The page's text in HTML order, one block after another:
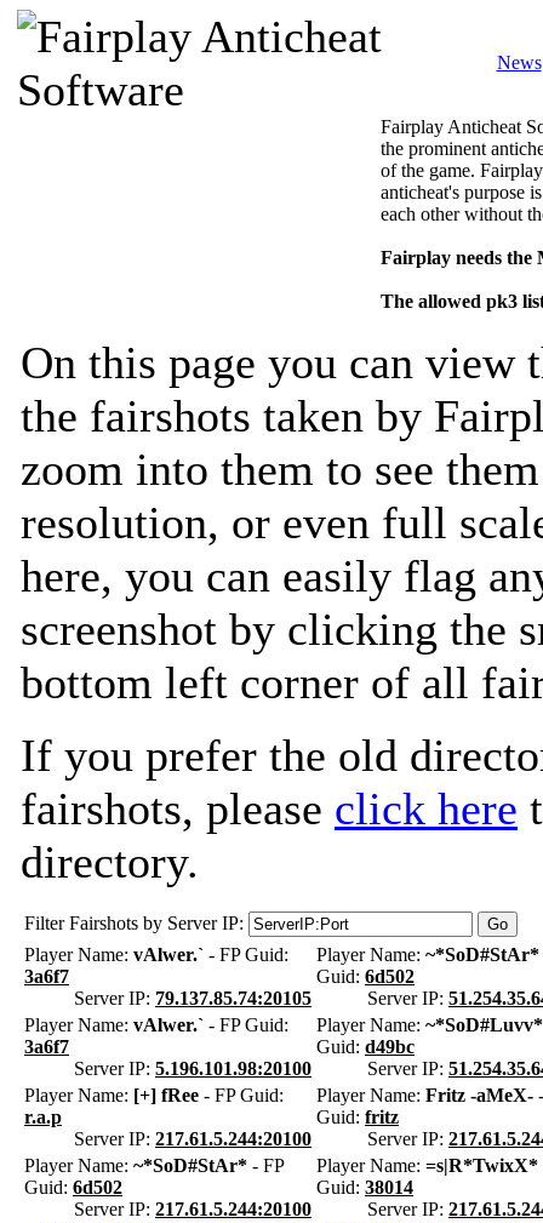
News
Fairplay Anticheat
the prominent
of the game.
anticheat's purpose
each other without
Fairplay needs
The allowed pk3
On this page you can view
the fairshots taken by
zoom into them to see
resolution, or even full
here, you can easily flag
screenshot by clicking the
bottom left corner of all
If you prefer the old
fairshots, please click here
directory.
Filter Fairshots by Server IP:
Player Name: vAlwer.` - FP Guid:
3a6f7
Server IP: 79.137.85.74:20105
Player Name: ~*SoD#StAr*
Guid: 6d502
Server IP:
Player Name: vAlwer.` - FP Guid:
3a6f7
Server IP: 5.196.101.98:20100
Player Name: ~*SoD#Luvv*
Guid: d49bc
Server IP:
Player Name: [+] fRee - FP Guid:
r.a.p
Server IP: 217.61.5.244:20100
Player Name: Fritz -aMeX-
Guid: fritz
Server IP:
Player Name: ~*SoD#StAr* - FP
Guid: 6d502
Server IP: 217.61.5.244:20100
Player Name: =s|R*TwixX*
Guid: 38014
Server IP: